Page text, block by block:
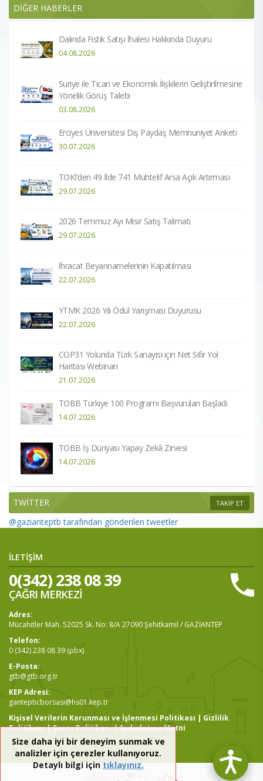
DİĞER HABERLER
Dalında Fıstık Satışı İhalesi Hakkında Duyuru
04.08.2026
Suriye ile Ticari ve Ekonomik İlişkilerin Geliştirilmesine
Yönelik Görüş Talebi
03.08.2026
Erciyes Üniversitesi Dış Paydaş Memnuniyet Anketi
30.07.2026
TOKİ’den 49 İlde 741 Muhtelif Arsa Açık Artırması
29.07.2026
2026 Temmuz Ayı Mısır Satış Talimatı
29.07.2026
İhracat Beyannamelerinin Kapatılması
22.07.2026
YTMK 2026 Yılı Ödül Yarışması Duyurusu
22.07.2026
COP31 Yolunda Türk Sanayisi için Net Sıfır Yol
Haritası Webinarı
21.07.2026
TOBB Türkiye 100 Programı Başvuruları Başladı
14.07.2026
TOBB İş Dünyası Yapay Zekâ Zirvesi
14.07.2026
TWİTTER TAKİP ET
@gazianteptb tarafından gönderilen tweetler
İLETİŞİM
0(342) 238 08 39
ÇAĞRI MERKEZİ
Adres:
Mücahitler Mah. 52025 Sk. No: 8/A 27090 Şehitkamil / GAZİANTEP
Telefon:
0 (342) 238 08 39 (pbx)
E-Posta:
gtb@gtb.org.tr
KEP Adresi:
gantepticborsasi@hs01.kep.tr
Kişisel Verilerin Korunması ve İşlenmesi Politikası | Gizlilik
Politikası|Çerez Politikası|Aydınlatma Metni
Size daha iyi bir deneyim sunmak ve
analizler için çerezler kullanıyoruz.
Detaylı bilgi içintıklayınız.